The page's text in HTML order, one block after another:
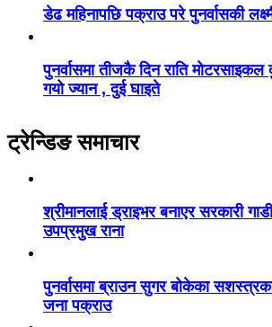
डेढ महिनापछि पक्राउ परे पुनर्वासकी
पुनर्वासमा तीजकै दिन राति
गयो ज्यान , दुई घाइते
ट्रेन्डिङ समाचार
श्रीमानलाई ड्राइभर बनाएर सरकारी
उपप्रमुख राना
पुनर्वासमा ब्राउन सुगर बोकेका
जना पक्राउ